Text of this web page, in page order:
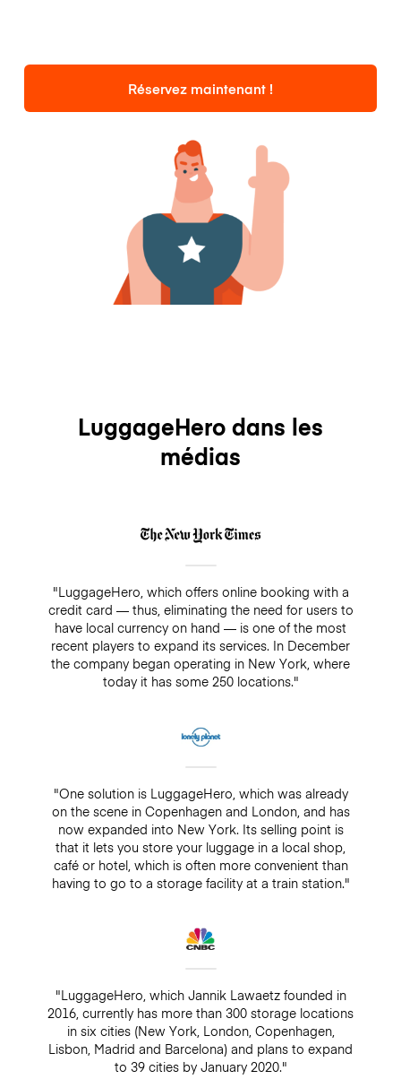
Réservez maintenant !
LuggageHero dans les
médias
"LuggageHero, which offers online booking with a
credit card — thus, eliminating the need for users to
have local currency on hand — is one of the most
recent players to expand its services. In December
the company began operating in New York, where
today it has some 250 locations."
"One solution is LuggageHero, which was already
on the scene in Copenhagen and London, and has
now expanded into New York. Its selling point is
that it lets you store your luggage in a local shop,
café or hotel, which is often more convenient than
having to go to a storage facility at a train station."
"LuggageHero, which Jannik Lawaetz founded in
2016, currently has more than 300 storage locations
in six cities (New York, London, Copenhagen,
Lisbon, Madrid and Barcelona) and plans to expand
to 39 cities by January 2020."